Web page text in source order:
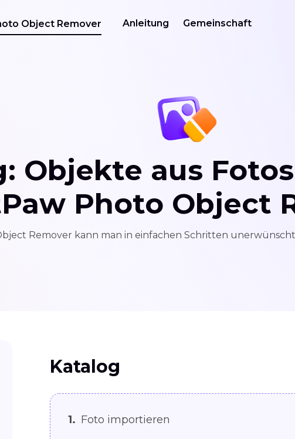
Object Remover Anleitung Gemeinschaft
Objekte aus
Photo Object
Remover kann man in einfachen Schritten
Katalog
1. Foto importieren